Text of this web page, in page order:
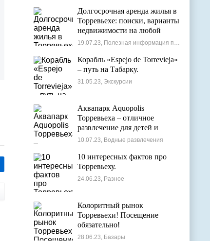
Долгосрочная аренда жилья в
Торревьехе: поиски, варианты
недвижимости на любой
бюджет
19.07.23, Полезная информация по недвижимости
Корабль «Espejo de Torrevieja»
– путь на Табарку.
31.05.23, Экскурсии
Аквапарк Aquopolis
Торревьеха – отличное
развлечение для детей и
взрослых
10.07.23, Водные развлечения
10 интересных фактов про
Торревьеху.
24.06.23, Разное
Колоритный рынок
Торревьехи! Посещение
обязательно!
28.06.23, Базары